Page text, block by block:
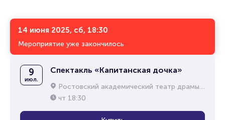
14 июня 2025, сб, 18:30
Мероприятие уже закончилось
9
июл.
Спектакль «Капитанская дочка»
Ростовский академический театр драмы им. М.Горького
чт 18:30